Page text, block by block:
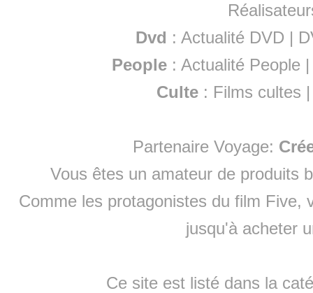
Dvd : Actualité DVD |
People :Actualité People
Culte : Films cultes
Partenaire Voyage:
Vous êtes un amateur de produits
Comme les protagonistes du film Five,
jusqu'à acheter
Ce site est listé dans la